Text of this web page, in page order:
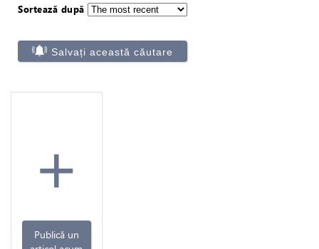
Sortează după
Salvați această căutare
+
Publică un